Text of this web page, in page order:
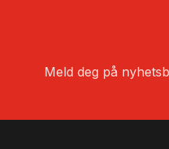
Meld deg på